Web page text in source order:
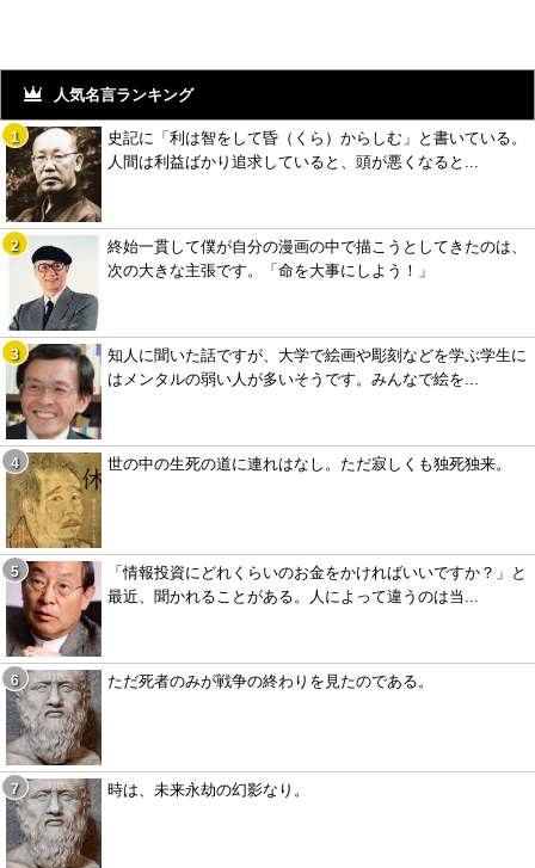
人気名言ランキング
史記に「利は智をして昏（くら）からしむ」と書いている。
人間は利益ばかり追求していると、頭が悪くなると...
終始一貫して僕が自分の漫画の中で描こうとしてきたのは、
次の大きな主張です。「命を大事にしよう！」
知人に聞いた話ですが、大学で絵画や彫刻などを学ぶ学生に
はメンタルの弱い人が多いそうです。みんなで絵を...
世の中の生死の道に連れはなし。ただ寂しくも独死独来。
「情報投資にどれくらいのお金をかければいいですか？」と
最近、聞かれることがある。人によって違うのは当...
ただ死者のみが戦争の終わりを見たのである。
時は、未来永劫の幻影なり。